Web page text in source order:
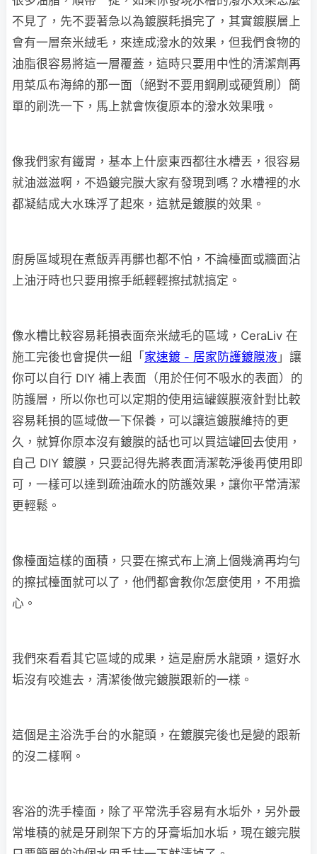
不見了，先不要著急以為鍍膜耗損完了，其實鍍膜層上
會有一層奈米絨毛，來達成潑水的效果，但我們食物的
油脂很容易將這一層覆蓋，這時只要用中性的清潔劑再
用菜瓜布海綿的那一面（絕對不要用鋼刷或硬質刷）簡
單的刷洗一下，馬上就會恢復原本的潑水效果哦。
像我們家有鐵胃，基本上什麼東西都往水槽丟，很容易
就油滋滋啊，不過鍍完膜大家有發現到嗎？水槽裡的水
都凝結成大水珠浮了起來，這就是鍍膜的效果。
廚房區域現在煮飯弄再髒也都不怕，不論檯面或牆面沾
上油汙時也只要用擦手紙輕輕擦拭就搞定。
像水槽比較容易耗損表面奈米絨毛的區域，CeraLiv 在
施工完後也會提供一組「家速鍍 - 居家防護鍍膜液 」讓
你可以自行 DIY 補上表面（用於任何不吸水的表面）的
防護層，所以你也可以定期的使用這罐鏌膜液針對比較
容易耗損的區域做一下保養，可以讓這鍍膜維持的更
久，就算你原本沒有鍍膜的話也可以買這罐回去使用，
自己 DIY 鍍膜，只要記得先將表面清潔乾淨後再使用即
可，一樣可以達到疏油疏水的防護效果，讓你平常清潔
更輕鬆。
像檯面這樣的面積，只要在擦式布上滴上個幾滴再均勻
的擦拭檯面就可以了，他們都會教你怎麼使用，不用擔
心。
我們來看看其它區域的成果，這是廚房水龍頭，還好水
垢沒有咬進去，清潔後做完鍍膜跟新的一樣。
這個是主浴洗手台的水龍頭，在鍍膜完後也是變的跟新
的沒二樣啊。
客浴的洗手檯面，除了平常洗手容易有水垢外，另外最
常堆積的就是牙刷架下方的牙膏垢加水垢，現在鍍完膜